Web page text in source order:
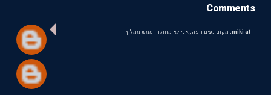
Comments
miki at: מקום נעים ויפה , אני לא מחולון וממש ממליץ